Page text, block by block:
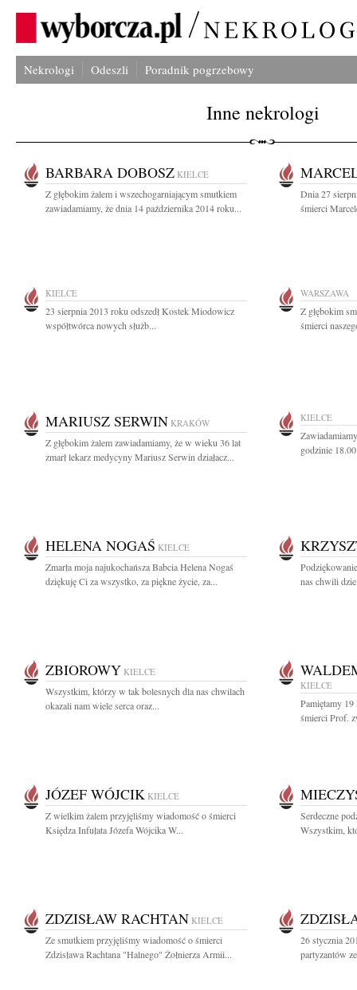
Nekrologi Odeszli Poradnik pogrzebowy
Inne nekrologi
BARBARA DOBOSZ KIELCE
Z głębokim żalem i wszechogarniającym smutkiem
zawiadamiamy, że dnia 14 października 2014 roku...
Dnia 27
śmierci
KIELCE
23 sierpnia 2013 roku odszedł Kostek Miodowicz
współtwórca nowych służb...
WARSZAWA
Z głębokim
śmierci
MARIUSZ SERWIN KRAKÓW
Z głębokim żalem zawiadamiamy, że w wieku 36 lat
zmarł lekarz medycyny Mariusz Serwin działacz...
KIELCE
godzinie
HELENA NOGAŚ KIELCE
Zmarła moja najukochańsza Babcia Helena Nogaś
dziękuję Ci za wszystko, za piękne życie, za...
nas chwili
ZBIOROWY KIELCE
Wszystkim, którzy w tak bolesnych dla nas chwilach
okazali nam wiele serca oraz...
KIELCE
Pamiętamy
śmierci Prof.
JÓZEF WÓJCIK KIELCE
Z wielkim żalem przyjęliśmy wiadomość o śmierci
Księdza Infułata Józefa Wójcika W...
Serdeczne
Wszystkim,
ZDZISŁAW RACHTAN KIELCE
Ze smutkiem przyjęliśmy wiadomość o śmierci
Zdzisława Rachtana "Halnego" Żołnierza Armii...
26 stycznia
partyzantów